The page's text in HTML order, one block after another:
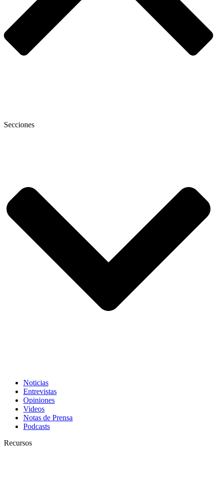
Secciones
Noticias
Entrevistas
Opiniones
Videos
Notas de Prensa
Podcasts
Recursos